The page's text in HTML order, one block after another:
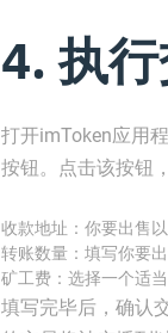
4. 执
打开imToken应用
按钮。点击该按钮
收款地址：你要出售
转账数量：填写你要
矿工费：选择一个适
填写完毕后，确认